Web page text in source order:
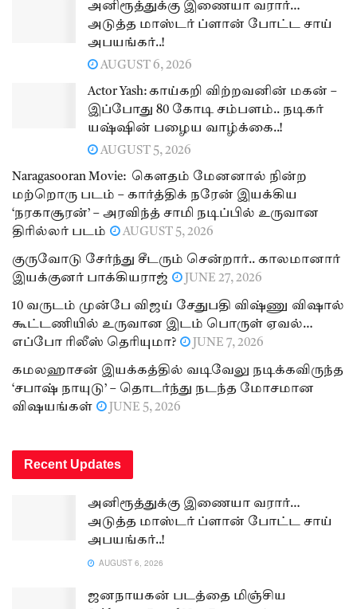
அனிரூத்துக்கு இணையா வரார்…
அடுத்த மாஸ்டர் ப்ளான் போட்ட சாய்
அபயங்கர்..!
AUGUST 6, 2026
Actor Yash: காய்கறி விற்றவனின் மகன் –
இப்போது 80 கோடி சம்பளம்.. நடிகர்
யஷ்ஷின் பழைய வாழ்க்கை..!
AUGUST 5, 2026
Naragasooran Movie: கௌதம் மேனனால் நின்ற
மற்றொரு படம் – கார்த்திக் நரேன் இயக்கிய
‘நரகாசூரன்’ – அரவிந்த் சாமி நடிப்பில் உருவான
திரில்லர் படம்
AUGUST 5, 2026
குருவோடு சேர்ந்து சீடரும் சென்றார்.. காலமானார்
இயக்குனர் பாக்கியராஜ்
JUNE 27, 2026
10 வருடம் முன்பே விஜய் சேதுபதி விஷ்ணு விஷால்
கூட்டணியில் உருவான இடம் பொருள் ஏவல்…
எப்போ ரிலீஸ் தெரியுமா?
JUNE 7, 2026
கமலஹாசன் இயக்கத்தில் வடிவேலு நடிக்கவிருந்த
‘சபாஷ் நாயுடு’ – தொடர்ந்து நடந்த மோசமான
விஷயங்கள்
JUNE 5, 2026
Recent Updates
அனிரூத்துக்கு இணையா வரார்…
அடுத்த மாஸ்டர் ப்ளான் போட்ட சாய்
அபயங்கர்..!
AUGUST 6, 2026
ஜனநாயகன் படத்தை மிஞ்சிய